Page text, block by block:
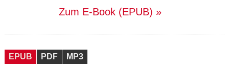
Zum E-Book (EPUB)
EPUB PDF MP3